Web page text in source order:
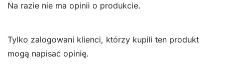
Na razie nie ma opinii o produkcie.
Tylko zalogowani klienci, którzy kupili ten produkt
mogą napisać opinię.